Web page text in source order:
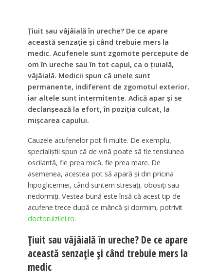
Țiuit sau vâjâială în ureche? De ce apare
această senzație și când trebuie mers la
medic. Acufenele sunt zgomote percepute de
om în ureche sau în tot capul, ca o țiuială,
vâjâială. Medicii spun că unele sunt
permanente, indiferent de zgomotul exterior,
iar altele sunt intermitente. Adică apar și se
declanșează la efort, în poziția culcat, la
mișcarea capului.
Cauzele acufenelor pot fi multe. De exemplu,
specialiștii spun că de vină poate să fie tensiunea
oscilantă, fie prea mică, fie prea mare. De
asemenea, acestea pot să apară și din pricina
hipoglicemiei, când suntem stresați, obosiți sau
nedormiți. Vestea bună este însă că acest tip de
acufene trece după ce mâncă și dormim, potrivit
doctorulzilei.ro.
Țiuit sau vâjâială în ureche? De ce apare
această senzație și când trebuie mers la
medic